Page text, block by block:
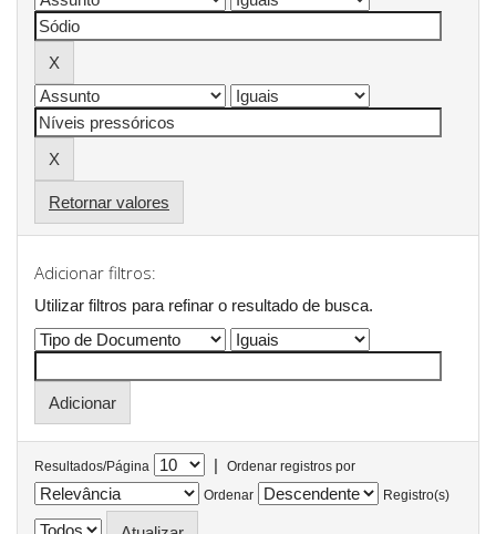
Retornar valores
Adicionar filtros:
Utilizar filtros para refinar o resultado de busca.
Resultados/Página |
Ordenar registros por
Ordenar
Registro(s)